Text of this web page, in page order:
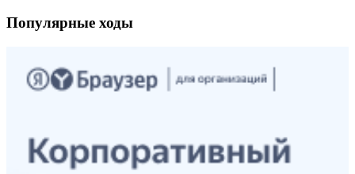
Популярные ходы